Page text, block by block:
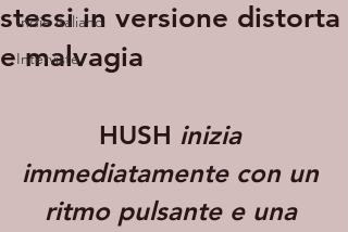
Indie italiano
Interviste
stessi in versione distorta
e malvagia
HUSH inizia
immediatamente con un
ritmo pulsante e una